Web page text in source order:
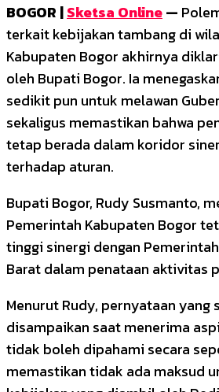
BOGOR |Sketsa Online—
terkait kebijakan tambang di
Kabupaten Bogor akhirnya
oleh Bupati Bogor. Ia
sedikit pun untuk melawan
sekaligus memastikan bahwa
tetap berada dalam koridor
terhadap aturan.
Bupati Bogor, Rudy Susmanto,
Pemerintah Kabupaten Bogor
tinggi sinergi dengan
Barat dalam penataan aktivitas
Menurut Rudy, pernyataan yang
disampaikan saat menerima
tidak boleh dipahami secara
memastikan tidak ada maksud